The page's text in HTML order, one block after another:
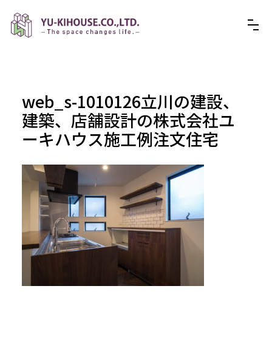
web_s-1010126立川の建設、
建築、店舗設計の株式会社ユ
ーキハウス施工例注文住宅